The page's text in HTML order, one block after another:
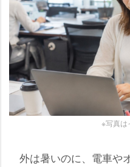
※写真は
外は暑いのに、電車や